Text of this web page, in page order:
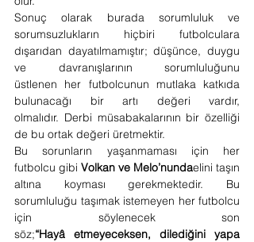
​Sonuç olarak burada sorumluluk ve
sorumsuzlukların hiçbiri futbolculara
dışarıdan dayatılmamıştır; düşünce, duygu
ve davranışlarının sorumluluğunu
üstlenen her futbolcunun mutlaka katkıda
bulunacağı bir artı değeri vardır,
olmalıdır. Derbi müsabakalarının bir özelliği
de bu ortak değeri üretmektir.
​Bu sorunların yaşanmaması için her
futbolcu gibi Volkan ve Melo’nundaelini taşın
altına koyması gerekmektedir. Bu
sorumluluğu taşımak istemeyen her futbolcu
için söylenecek son
söz;“Hayâ etmeyeceksen, dilediğini yapa